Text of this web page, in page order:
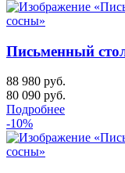
Письменный
88 980 руб.
80 090 руб.
Подробнее
-10%